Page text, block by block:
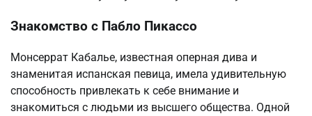
Знакомство с Пабло Пикассо
Монсеррат Кабалье, известная оперная дива и
знаменитая испанская певица, имела удивительную
способность привлекать к себе внимание и
знакомиться с людьми из высшего общества. Одной